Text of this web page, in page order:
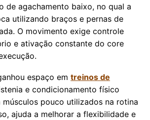
de agachamento baixo, no qual a
utilizando braços e pernas de
O movimento exige controle
e ativação constante do core
espaço em treinos de
e condicionamento físico
músculos pouco utilizados na rotina
ajuda a melhorar a flexibilidade e